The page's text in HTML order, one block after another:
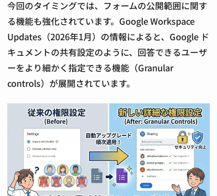
今回のタイミングでは、フォームの公開範囲に関す
る機能も強化されています。Google Workspace
Updates（2026年1月）の情報によると、Google ド
キュメントの共有設定のように、回答できるユーザ
ーをより細かく指定できる機能（Granular
controls）が展開されています。